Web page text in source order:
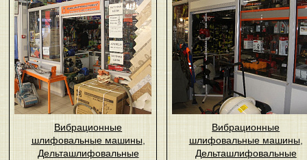
Вибрационные
шлифовальные машины,
Дельташлифовальные
Вибрационные
шлифовальные машины
Дельташлифовальные